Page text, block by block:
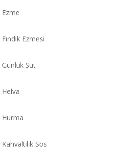
Ezme
Fındık Ezmesi
Günlük Süt
Helva
Hurma
Kahvaltılık Sos